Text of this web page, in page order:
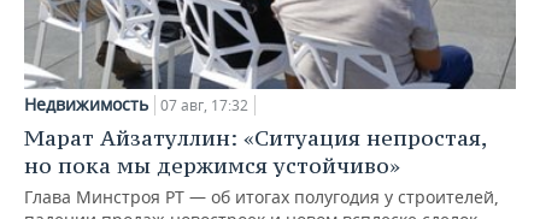
Недвижимость 07 авг, 17:32
Марат Айзатуллин: «Ситуация непростая,
но пока мы держимся устойчиво»
Глава Минстроя РТ — об итогах полугодия у строителей,